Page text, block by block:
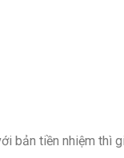
bản tiền nhiệm thì